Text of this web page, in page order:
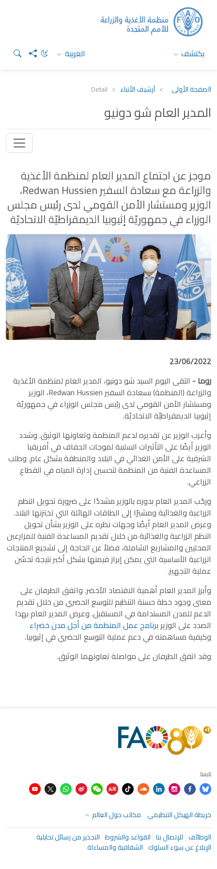
يكتشف العربية
الصفحة الأولى أرشيف الأنباء Detail
المدير العام شو دونيو
موجز عن اجتماع المدير العام لمنظمة الأغذية
والزراعة مع سعادة السفير Redwan Hussien،
الوزير ومستشار الأمن القومي لدى رئيس مجلس
الوزراء في جمهوريّة إثيوبيا الديمقراطيّة الاتحاديّة
23/06/2022
روما - التقى اليوم السيد شو دونيو، المدير العام لمنظمة الأغذية
والزراعة (المنظمة) بسعادة السفير Redwan Hussien، الوزير
ومستشار الأمن القومي لدى رئيس مجلس الوزراء في جمهوريّة
إثيوبيا الديمقراطيّة الاتحاديّة.
وأعرب الوزير عن تقديره لدعم المنظمة وتعاونها الوثيق. وشدد
الوزير أيضًا على التأثيرات السلبية لموجات الجفاف في أفريقيا
الشرقية على الأمن الغذائي في البلاد والمنطقة بشكل عام. وطلب
المساعدة الفنية من المنظمة لتحسين إدارة المياه في القطاع
الزراعي.
ورحّب المدير العام بدوره بالوزير مشددًا على ضرورة تحويل النظم
الزراعية والغذائية ومشيرًا إلى الطاقات الهائلة التي تختزنها البلاد.
وعرض المدير العام أيضًا وجهات نظره على الوزير بشأن تحويل
النظم الزراعية والغذائية من خلال تقديم المساعدة الفنية للمزارعين
المحليين والمشاريع الشاملة، فضلاً عن الحاجة إلى تشجيع المنتجات
الزراعية الأساسية التي يمكن إبراز قيمتها بشكل أكبر نتيجة تحسّن
عملية التجهيز.
وأبرز المدير العام أهمية الاقتصاد الأخضر. واتفق الطرفان على
معنى وجود خطة حسنة التنظيم للتوسع الحضري من خلال تقديم
الدعم للمدن المستدامة في المستقبل. وعرض المدير العام بهذا
الصدد على الوزيربرنامج عمل المنظمة من أجل مدن خضراء
وكيفية مساهمته في دعم عملية التوسع الحضري في إثيوبيا.
وقد اتفق الطرفان على مواصلة تعاونهما الوثيق.
تابعنا
خريطة الهيكل التنظيمي مكاتب حول العالم
الوظائف للإتصال بنا القواعد والشروط التحذير من رسائل تحايلية
الإبلاغ عن سوء السلوك الشفافية والمساءلة